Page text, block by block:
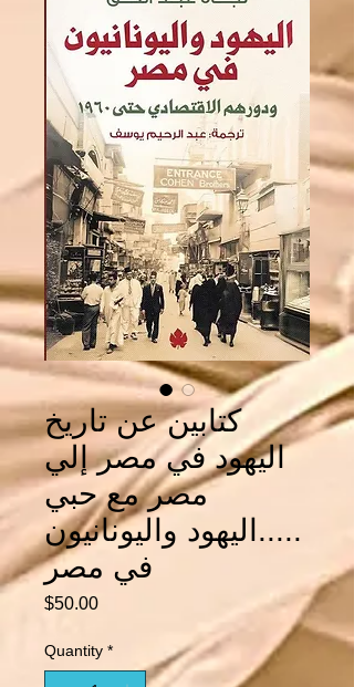
كتابين عن تاريخ
اليهود في مصر إلي
مصر مع حبي
.....اليهود واليونانيون
في مصر
$50.00Price
Quantity *